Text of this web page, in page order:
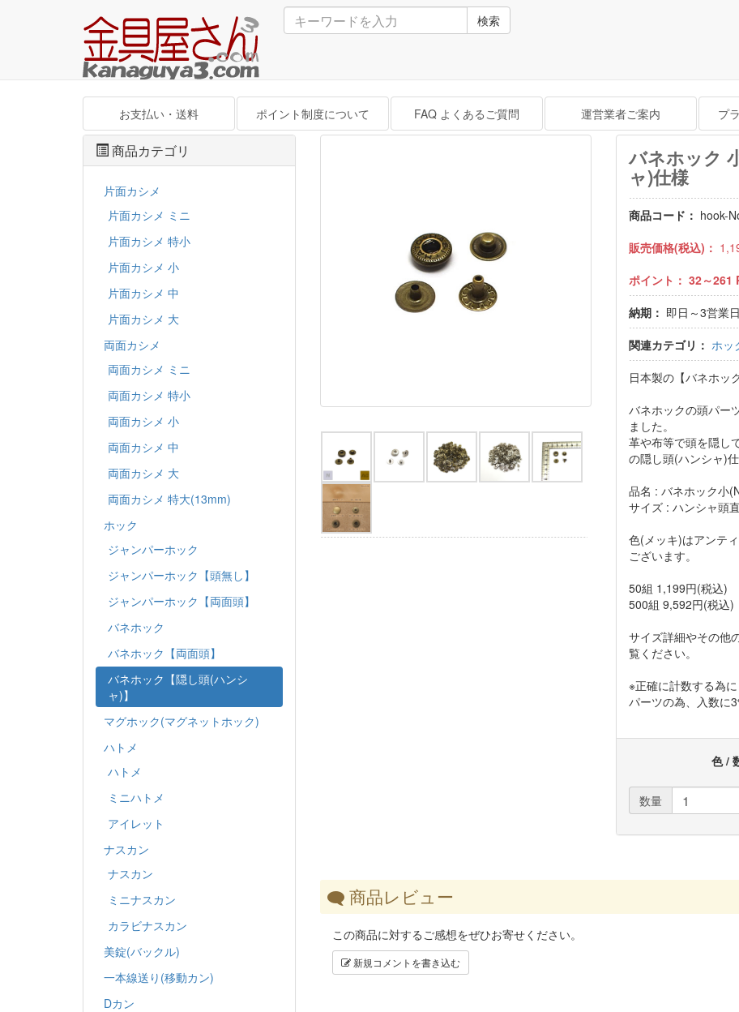
検索
お支払い・送料 ポイント制度について FAQ よくあるご質問 運営業者ご案内 プ
バネホック
ャ)仕様
商品コード： hook-
販売価格(税込)：
ポイント：32～261
納期： 即日～3営業
関連カテゴリ： ホッ
日本製の【バネホッ
バネホックの頭パー
ました。
革や布等で頭を隠し
の隠し頭(ハンシャ)
品名 : バネホック小
サイズ : ハンシャ頭
色(メッキ)はアンテ
ございます。
50組 1,199円(税込)
500組 9,592円(税込)
サイズ詳細やその他
覧ください。
※正確に計数する為
パーツの為、入数に
色 /
数量
商品レビュー
この商品に対するご感想をぜひお寄せください。
新規コメントを書き込む
商品カテゴリ
片面カシメ
片面カシメ ミニ
片面カシメ 特小
片面カシメ 小
片面カシメ 中
片面カシメ 大
両面カシメ
両面カシメ ミニ
両面カシメ 特小
両面カシメ 小
両面カシメ 中
両面カシメ 大
両面カシメ 特大(13mm)
ホック
ジャンパーホック
ジャンパーホック【頭無し】
ジャンパーホック【両面頭】
バネホック
バネホック【両面頭】
バネホック【隠し頭(ハンシ
ャ)】
マグホック(マグネットホック)
ハトメ
ハトメ
ミニハトメ
アイレット
ナスカン
ナスカン
ミニナスカン
カラビナスカン
美錠(バックル)
一本線送り(移動カン)
Dカン